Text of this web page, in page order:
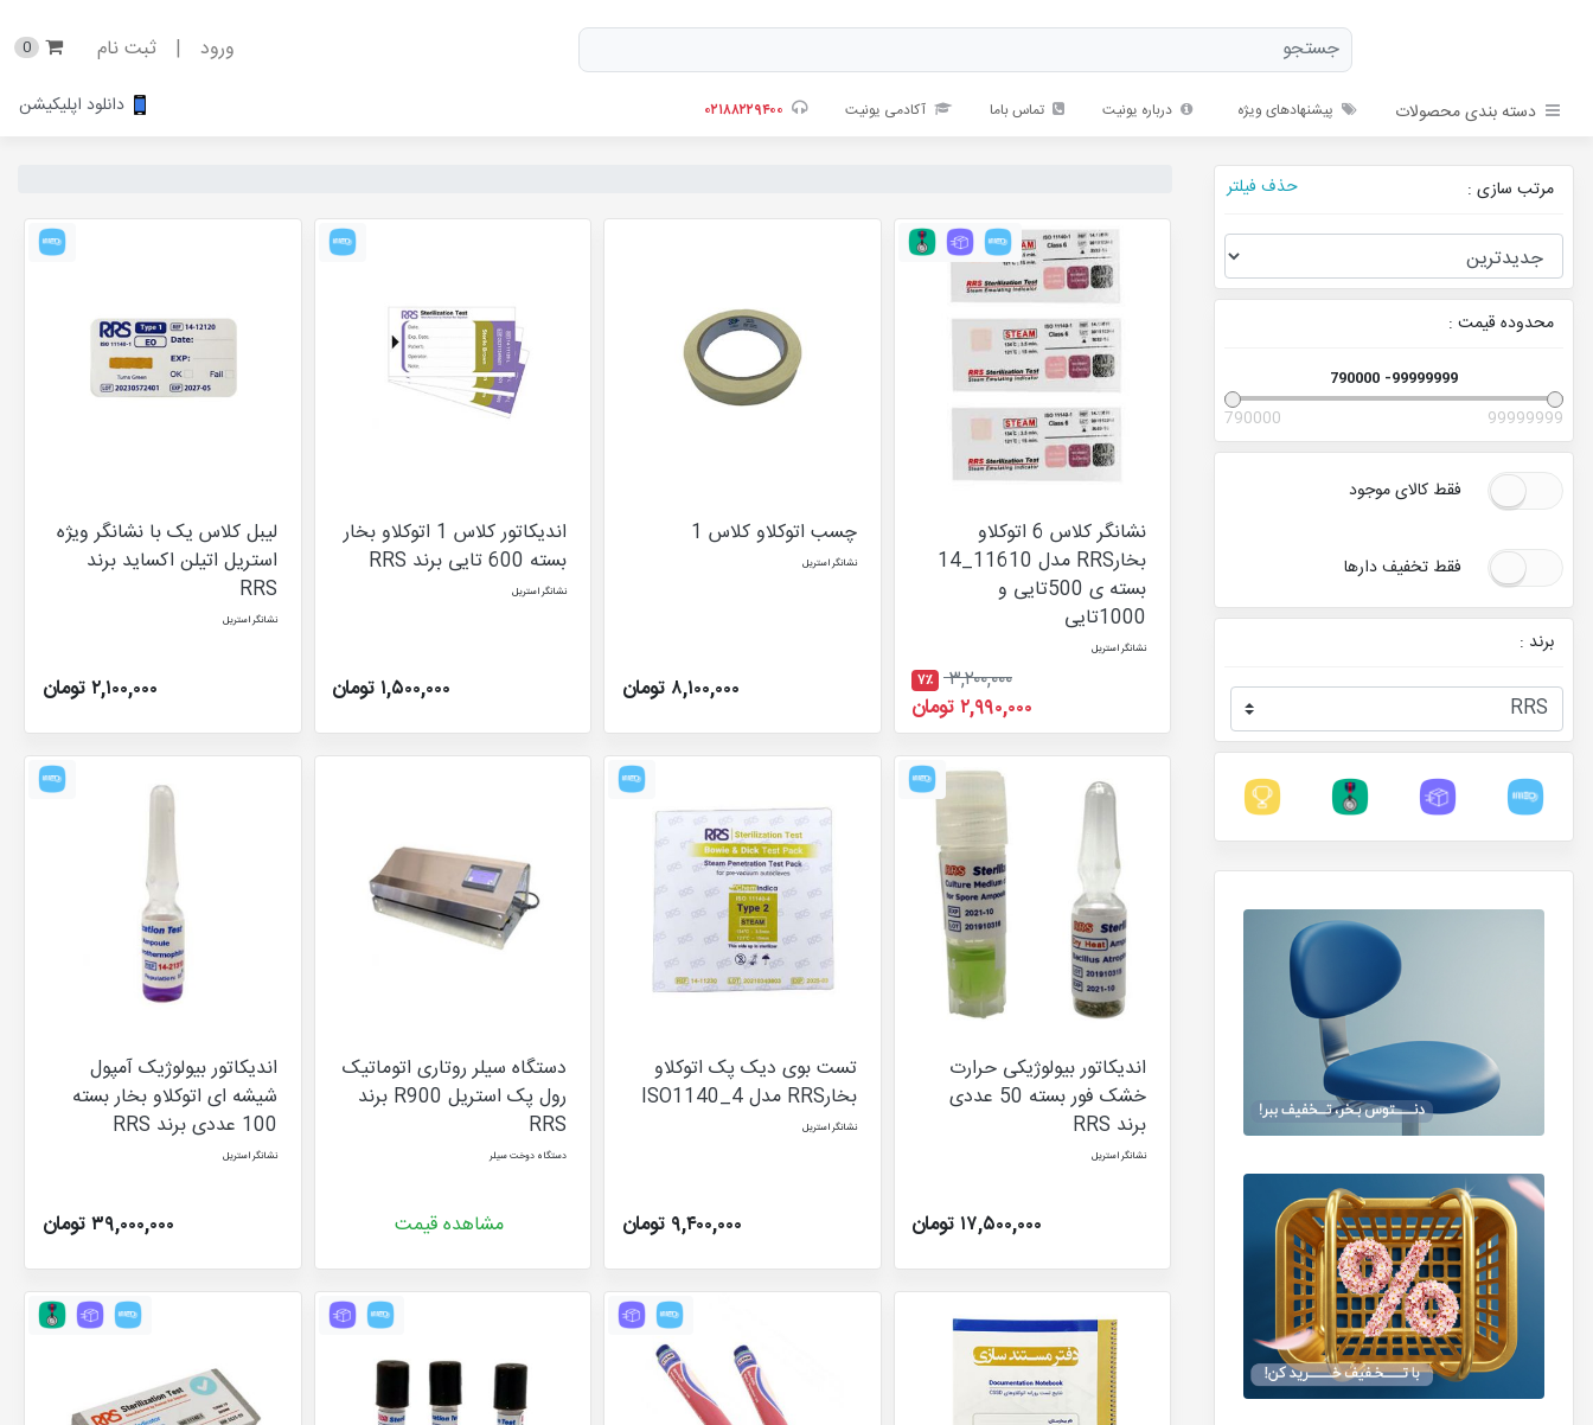
ورود | ثبت نام 0
دسته بندی محصولات پیشنهادهای ویژه درباره یونیت تماس باما آکادمی یونیت دانلود اپلیکیشن
نشانگر کلاس 6 اتوکلاو
بخارRRS مدل 11610_14
بسته ی 500تایی و
1000تایی
نشانگر استریل
۳,۲۰۰,۰۰۰ ۷٪
۲,۹۹۰,۰۰۰ تومان
چسب اتوکلاو کلاس 1
نشانگر استریل
۸,۱۰۰,۰۰۰ تومان
اندیکاتور کلاس 1 اتوکلاو بخار
بسته 600 تایی برند RRS
نشانگر استریل
۱,۵۰۰,۰۰۰ تومان
لیبل کلاس یک با نشانگر ویژه
استریل اتیلن اکساید برند
RRS
نشانگر استریل
۲,۱۰۰,۰۰۰ تومان
اندیکاتور بیولوژیکی حرارت
خشک فور بسته 50 عددی
برند RRS
نشانگر استریل
۱۷,۵۰۰,۰۰۰ تومان
تست بوی دیک پک اتوکلاو
بخارRRS مدل ISO1140_4
نشانگر استریل
۹,۴۰۰,۰۰۰ تومان
دستگاه سیلر روتاری اتوماتیک
رول پک استریل R900 برند
RRS
دستگاه دوخت سیلر
مشاهده قیمت
اندیکاتور بیولوژیک آمپول
شیشه ای اتوکلاو بخار بسته
100 عددی برند RRS
نشانگر استریل
۳۹,۰۰۰,۰۰۰ تومان
مرتب سازی : حذف فیلتر
محدوده قیمت :
790000 99999999
790000 99999999
فقط کالای موجود
فقط تخفیف دارها
برند :
RRS